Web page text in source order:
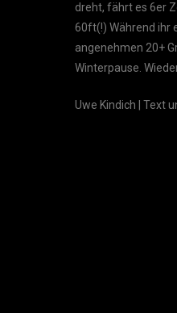
dreht, fährt es 6er
60ft(!) Während ihr
angenehmen 20+
Winterpause.
Uwe Kindich | Text